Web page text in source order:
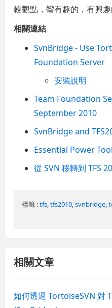
較觀點，蠻有趣的，有興趣
相關連結
SvnBridge - Use
Foundation Server
安裝說明
Team Foundation
September 2010
SvnBridge and
Essential Power
從 SVN 移轉到 TFS
標籤 :tfs ,tfs2010 ,svnbridge ,
相關文章
如何透過 TortoiseSVN 對